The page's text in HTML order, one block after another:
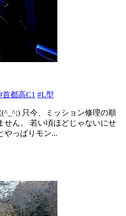
首都高C1 #L型
只今、ミッション修理の順
せん。 若い頃ほどじゃないにせ
やっぱりモン...